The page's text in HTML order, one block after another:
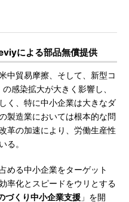
による部品無償提供
中貿易摩擦、そして、新型コ
感染拡大が大きく影響し、
く、特に中小企業は大きなダ
製造業においては根本的な問
革の加速により、労働生産性
る。
める中小企業をターゲット
率化とスピードをウリとする
づくり中小企業支援 」を開